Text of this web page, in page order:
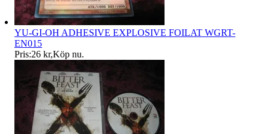
YU-GI-OH ADHESIVE EXPLOSIVE FOILAT WGRT-
EN015
Pris:26 kr,Köp nu.